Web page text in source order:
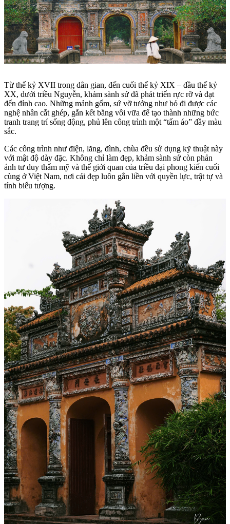
Từ thế kỷ XVII trong dân gian, đến cuối thế kỷ XIX – đầu thế kỷ
XX, dưới triều Nguyễn, khảm sành sứ đã phát triển rực rỡ và đạt
đến đỉnh cao. Những mảnh gốm, sứ vỡ tưởng như bỏ đi được các
nghệ nhân cắt ghép, gắn kết bằng vôi vữa để tạo thành những bức
tranh trang trí sống động, phủ lên công trình một “tấm áo” đầy màu
sắc.
Các công trình như điện, lăng, đình, chùa đều sử dụng kỹ thuật này
với mật độ dày đặc. Không chỉ làm đẹp, khảm sành sứ còn phản
ánh tư duy thẩm mỹ và thế giới quan của triều đại phong kiến cuối
cùng ở Việt Nam, nơi cái đẹp luôn gắn liền với quyền lực, trật tự và
tính biểu tượng.